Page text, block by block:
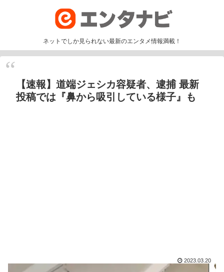
ネットでしか見られない最新のエンタメ情報満載！
【速報】道端ジェシカ容疑者、逮捕 最新
投稿では『鼻から吸引している様子』も
2023.03.20